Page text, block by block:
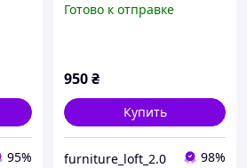
95%
скользящий, дышащий ,
Готово к отправке
950₴
Купить
furniture_loft_2.0 98%